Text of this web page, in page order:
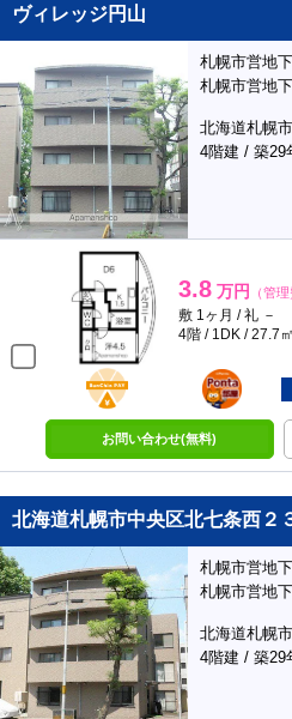
ヴィレッジ円山
札幌市営地
札幌市営地
北海道札幌
4階建 / 築29
3.8 万円 （管
敷 1ヶ月 / 礼 －
4階 / 1DK / 27.7㎡
BunChinPAY
ポンタ
部屋
お問い合わせ(無料)
北海道札幌市中央区北七条西２
札幌市営地
札幌市営地
北海道札幌
4階建 / 築29